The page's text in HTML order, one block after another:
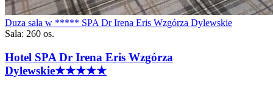
Duza sala w ***** SPA Dr Irena Eris Wzgórza Dylewskie
Sala: 260 os.
Hotel SPA Dr Irena Eris Wzgórza
Dylewskie★★★★★